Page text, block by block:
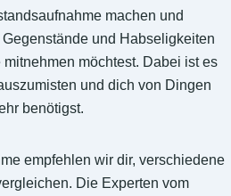
machen und
Gegenstände und Habseligkeiten
möchtest. Dabei ist es
und dich von Dingen
benötigst.
empfehlen wir dir, verschiedene
Die Experten vom